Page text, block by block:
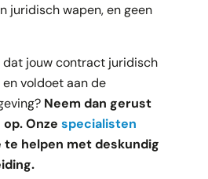
juridisch wapen, en geen
dat jouw contract juridisch
voldoet aan de
Neem dan gerust
op. Onzespecialisten
te helpen met deskundig